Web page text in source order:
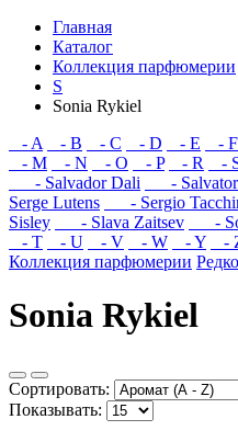
Главная
Каталог
Коллекция парфюмерии
S
Sonia Rykiel
- A
- B - C - D - E - F
- M
- N - O - P - R -
- Salvador Dali
-
Serge Lutens
- Sergio
Sisley
- Slava Zaitsev -
- T
- U - V - W - Y -
Коллекция парфюмерии
Sonia Rykiel
Сортировать:
Показывать: